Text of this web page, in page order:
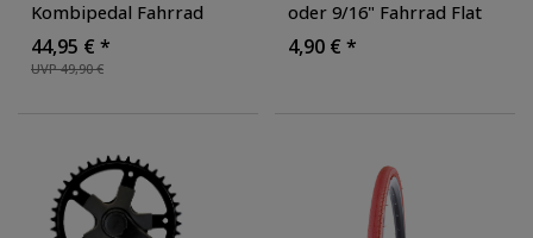
Kombipedal Fahrrad
Pedal Klickpedal
Schuhplatte Shimano SPD
kompatibel
UVP 49,90 €
44,95 € *
oder 9/16" Fahrrad Flat
Pedale Plattformpedale
StVZO Pedalen BMX City
4,90 € *